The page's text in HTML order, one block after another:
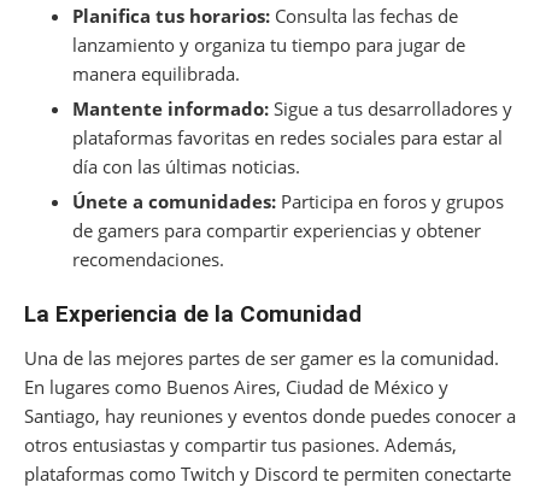
Planifica tus horarios: Consulta las fechas de
lanzamiento y organiza tu tiempo para jugar de
manera equilibrada.
Mantente informado: Sigue a tus desarrolladores y
plataformas favoritas en redes sociales para estar al
día con las últimas noticias.
Únete a comunidades: Participa en foros y grupos
de gamers para compartir experiencias y obtener
recomendaciones.
La Experiencia de la Comunidad
Una de las mejores partes de ser gamer es la comunidad.
En lugares como Buenos Aires, Ciudad de México y
Santiago, hay reuniones y eventos donde puedes conocer a
otros entusiastas y compartir tus pasiones. Además,
plataformas como Twitch y Discord te permiten conectarte